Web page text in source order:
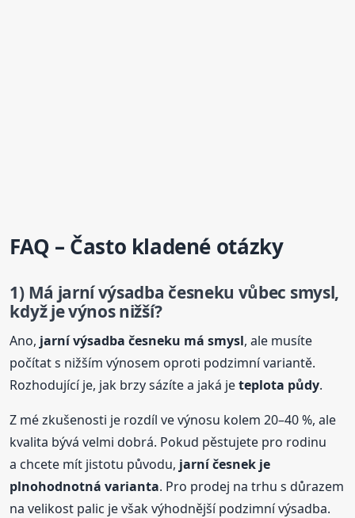
FAQ – Často kladené otázky
1) Má jarní výsadba česneku vůbec smysl,
když je výnos nižší?
Ano, jarní výsadba česneku má smysl, ale musíte
počítat s nižším výnosem oproti podzimní variantě.
Rozhodující je, jak brzy sázíte a jaká jeteplota půdy.
Z mé zkušenosti je rozdíl ve výnosu kolem 20–40 %, ale
kvalita bývá velmi dobrá. Pokud pěstujete pro rodinu
a chcete mít jistotu původu, jarní česnek je
plnohodnotná varianta. Pro prodej na trhu s důrazem
na velikost palic je však výhodnější podzimní výsadba.